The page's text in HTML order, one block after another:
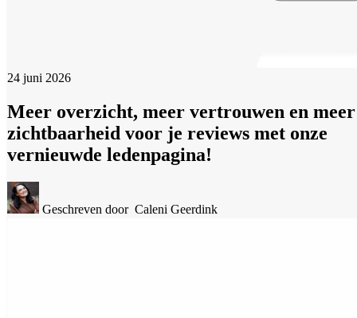
24 juni 2026
Meer overzicht, meer vertrouwen en meer
zichtbaarheid voor je reviews met onze
vernieuwde ledenpagina!
Geschreven door Caleni Geerdink